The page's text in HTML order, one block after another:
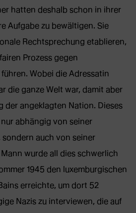
hatten deshalb schon in ihrer
Aufgabe zu bewältigen. Sie
Rechtsprechung etablieren,
Prozess gegen
Wobei die Adressatin
die ganze Welt war, damit aber
der angeklagten Nation. Dieses
abhängig von seiner
sondern auch von seiner
wurde all dies schwerlich
1945 den luxemburgischen
erreichte, um dort 52
Nazis zu interviewen, die auf